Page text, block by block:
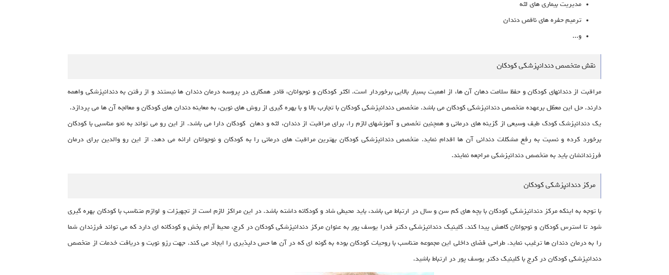
مدیریت بیماری های لثه
ترمیم حفره های ناقص دندان
و...
نقش متخصص دندانپزشکی کودکان
مراقبت از دندانهای کودکان و حفظ سلامت دهان آن ها، از اهمیت بسیار بالایی برخوردار است. اکثر کودکان و نوجوانان، قادر همکاری در پروسه درمان دندان ها نیستند و از رفتن به دندانپزشکی واهمه
دارند. حل این معظل برعهده متخصص دندانپزشکی کودکان می باشد. متخصص دندانپزشکی کودکان با تجارب بالا و با بهره گیری از روش های نوین، به معاینه دندان های کودکان و معالجه آن ها می پردازد.
یک دندانپزشک کودک طیف وسیعی از گزینه های درمانی و همچنین تخصص و آموزشهای لازم را، برای مراقبت از دندان، لثه و دهان کودکان دارا می باشد. از این رو می تواند به نحو مناسبی با کودکان
برخورد کرده و نسبت به رفع مشکلات دندانی آن ها اقدام نماید. متخصص دندانپزشکی کودکان بهترین مراقبت های درمانی را به کودکان و نوجوانان ارائه می دهد. از این رو والدین برای درمان
فرزندانشان باید به متخصص دندانپزشکی مراجعه نمایند.
مرکز دندانپزشکی کودکان
با توجه به اینکه مرکز دندانپزشکی کودکان با بچه های کم سن و سال در ارتباط می باشد، باید محیطی شاد و کودکانه داشته باشد. در این مراکز لازم است از تجهیزات و لوازم متناسب با کودکان بهره گیری
شود تا استرس کودکان و نوجوانان کاهش پیدا کند. کلینیک دندانپزشکی دکتر فدرا یوسف پور به عنوان مرکز دندانپزشکی کودکان در کرج، محیط آرام بخش و کودکانه ای دارد که می تواند فرزندان شما
را به درمان دندان ها ترغیب نماید. طراحی فضای داخلی این مجموعه متناسب با روحیات کودکان بوده به گونه ای که در آن ها حس دلپذیری را ایجاد می کند. جهت رزو نوبت و دریافت خدمات از متخصص
دندانپزشکی کودکان در کرج با کلینیک دکتر یوسف پور در ارتباط باشید.